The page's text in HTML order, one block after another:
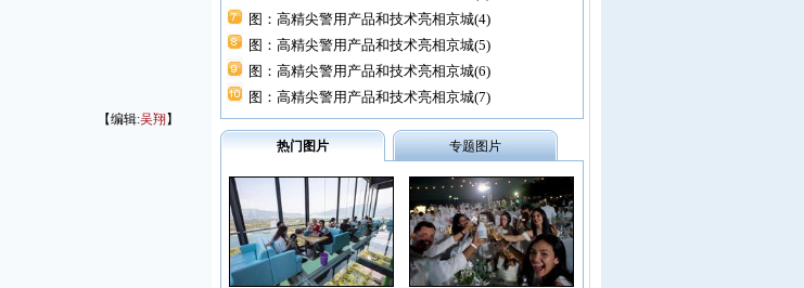
【编辑:吴翔 】
图：高精尖警用产品和技术亮相京城(4)
图：高精尖警用产品和技术亮相京城(5)
图：高精尖警用产品和技术亮相京城(6)
图：高精尖警用产品和技术亮相京城(7)
热门图片 专题图片